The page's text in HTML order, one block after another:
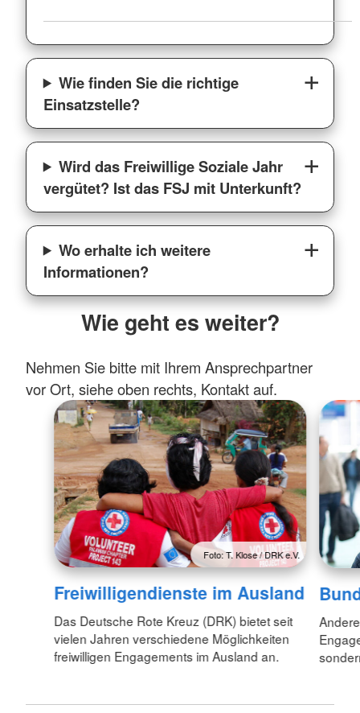
Wie finden Sie die richtige
Einsatzstelle?
Wird das Freiwillige Soziale Jahr
vergütet? Ist das FSJ mit Unterkunft?
Wo erhalte ich weitere
Informationen?
Wie geht es weiter?
Nehmen Sie bitte mit Ihrem Ansprechpartner
vor Ort, siehe oben rechts, Kontakt auf.
Foto: T. Klose / DRK e.V.
Freiwilligendienste im Ausland
Das Deutsche Rote Kreuz (DRK) bietet seit
vielen Jahren verschiedene Möglichkeiten
freiwilligen Engagements im Ausland an.